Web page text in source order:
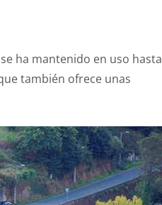
ha mantenido en uso hasta
también ofrece unas